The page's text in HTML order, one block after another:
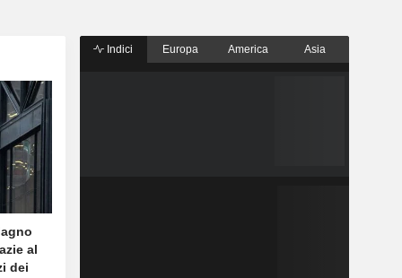
al
dei
Indici Europa America Asia